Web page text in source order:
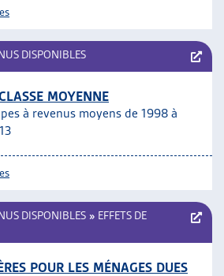
DISPONIBLES
MOYENNE
à revenus moyens de 1998 à
DISPONIBLES » EFFETS DE
POUR LES MÉNAGES DUES